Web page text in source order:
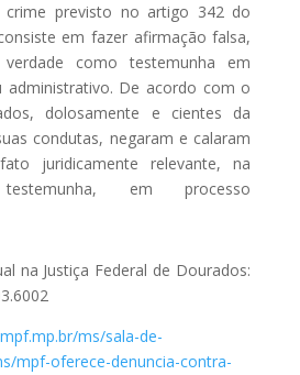
crime previsto no artigo 342 do
em fazer afirmação falsa,
como testemunha em
administrativo. De acordo com o
dolosamente e cientes da
condutas, negaram e calaram
juridicamente relevante, na
em processo
na Justiça Federal de Dourados:
ms/sala-de-
mpf-oferece-denuncia-contra-